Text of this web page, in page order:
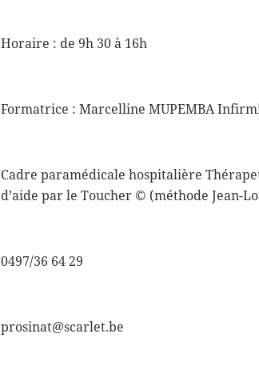
Horaire : de 9h 30 à 16h
Formatrice : Marcelline MUPEMBA
Cadre paramédicale hospitalière
d’aide par le Toucher © (méthode Jean-
0497/36 64 29
prosinat@scarlet.be